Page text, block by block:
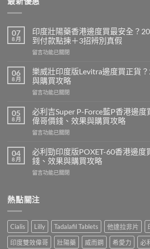
07
8 月
印度壯陽藥香港邊度買最安全？
到付款點揀＋3招辨別真假
在
度
壯
陽
藥
港
邊
度
買
安
全？
網
略：
付
款
點
留言功能已關閉
06
8 月
樂威壯印度版Levitra邊度買正貨
與購買攻略
在
威
壯
印
度
Levitra
邊
度
買
2026
效
果
與
留言功能已關閉
05
8 月
必利吉Super P-Force藍P香港邊
偉哥價錢、效果與購買攻略
在
利
吉
Super
P-
P
邊
度
買
留言功能已關閉
04
8 月
必利勁印度版POXET-60香港邊度
錢、效果與購買攻略
在
勁
印
版
POXET-
60
香
留言功能已關閉
熱點關注
Cialis Lilly Tadalafil Tablets 他達拉非片
印度雙效偉哥
壯陽藥 威而鋼 希愛力 必